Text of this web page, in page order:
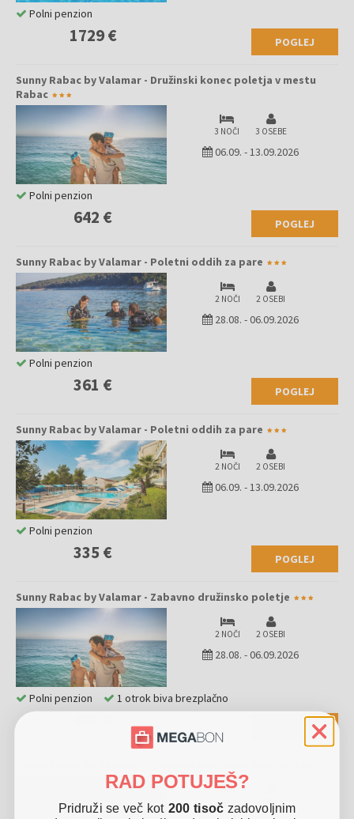
1729 € POGLEJ
Polni penzion
Sunny Rabac by Valamar - Družinski konec poletja v mestu
Rabac
3 NOČI 3 OSEBE
06.09. -13.09.2026
642 € POGLEJ
Polni penzion
Sunny Rabac by Valamar - Poletni oddih za pare
2 NOČI 2 OSEBI
28.08. -06.09.2026
361 € POGLEJ
Polni penzion
Sunny Rabac by Valamar - Poletni oddih za pare
2 NOČI 2 OSEBI
06.09. -13.09.2026
335 € POGLEJ
Polni penzion
Sunny Rabac by Valamar - Zabavno družinsko poletje
2 NOČI 2 OSEBI
28.08. -06.09.2026
POGLEJ
Polni penzion 1 otrok biva brezplačno
2 NOČI 2 OSEBI
RAD POTUJEŠ?
Pridruži se več kot 200 tisoč zadovoljnim